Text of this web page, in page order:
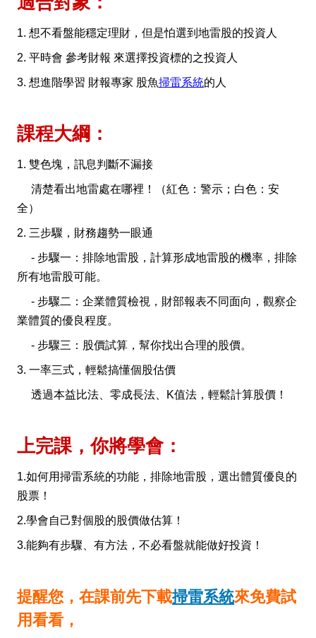
1. 想不看盤能穩定理財，但是怕選到地雷股的投資人
2. 平時會 參考財報 來選擇投資標的之投資人
3. 想進階學習 財報專家 股魚掃雷系統的人
課程大綱：
1. 雙色塊，訊息判斷不漏接
清楚看出地雷處在哪裡！（紅色：警示；白色：安
全）
2. 三步驟，財務趨勢一眼通
- 步驟一：排除地雷股，計算形成地雷股的機率，排除
所有地雷股可能。
- 步驟二：企業體質檢視，財部報表不同面向，觀察企
業體質的優良程度。
- 步驟三：股價試算，幫你找出合理的股價。
3. 一率三式，輕鬆搞懂個股估價
透過本益比法、零成長法、K值法，輕鬆計算股價！
上完課，你將學會：
1.如何用掃雷系統的功能，排除地雷股，選出體質優良的
股票！
2.學會自己對個股的股價做估算！
3.能夠有步驟、有方法，不必看盤就能做好投資！
提醒您，在課前先下載掃雷系統來免費試
用看看，